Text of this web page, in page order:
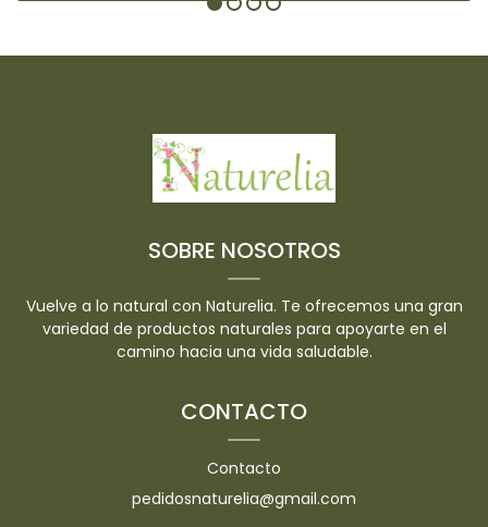
SOBRE NOSOTROS
Vuelve a lo natural con Naturelia. Te ofrecemos una gran
variedad de productos naturales para apoyarte en el
camino hacia una vida saludable.
CONTACTO
Contacto
pedidosnaturelia@gmail.com